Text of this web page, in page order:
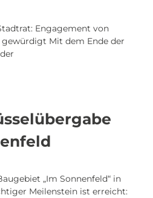
Engagement von
gewürdigt Mit dem Ende der
„Im Sonnenfeld“ in
Meilenstein ist erreicht: